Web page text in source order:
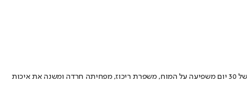
זה אולי מרגיש כאילו אתם מספיקים המון, אבל האמת היא שמולטיטסקינג כרוני לא בהכרח עובד לטובתכם • פסיכולוגים מסבירים איך הפסקה של 30 יום משפיעה על המוח, משפרת ריכוז, מפחיתה חרדה ומשנה את איכות